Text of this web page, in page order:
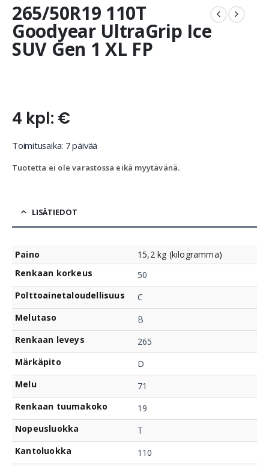
265/50R19 110T
Goodyear UltraGrip Ice
SUV Gen 1 XL FP
4 kpl: €
Toimitusaika: 7 päivää
Tuotetta ei ole varastossa eikä myytävänä.
LISÄTIEDOT
Paino
15,2 kg (kilogramma)
Renkaan korkeus
50
Polttoainetaloudellisuus
C
Melutaso
B
Renkaan leveys
265
Märkäpito
D
Melu
71
Renkaan tuumakoko
19
Nopeusluokka
T
Kantoluokka
110